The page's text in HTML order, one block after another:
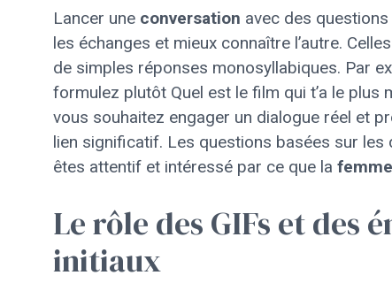
Lancer une conversation avec des
les échanges et mieux connaître l’autre.
de simples réponses monosyllabiques. Par
formulez plutôt Quel est le film qui t’a le
vous souhaitez engager un dialogue réel et
lien significatif. Les questions basées sur les
êtes attentif et intéressé par ce que la femme
Le rôle des GIFs et des
initiaux